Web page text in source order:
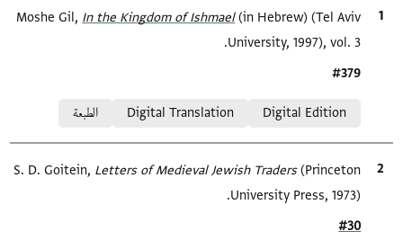
الاقتباس المرجعي Moshe Gil,In the Kingdom of Ishmael‎(in Hebrew) (Tel Aviv
University, 1997), vol. 3.
Location in source
#379
Digital Edition
Digital Translation الطبعة
الاقتباس المرجعي S. D. Goitein,Letters of Medieval Jewish Traders(Princeton
University Press, 1973).
Location in source
#30